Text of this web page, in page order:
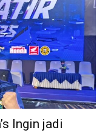
Ingin jadi